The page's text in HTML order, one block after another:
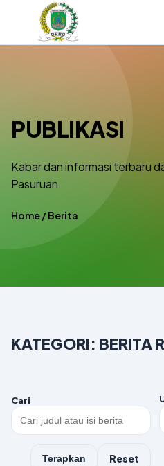
PUBLIKASI
Kabar dan informasi terbaru
Pasuruan.
Home/Berita
KATEGORI: BERITA
Cari
Terapkan Reset